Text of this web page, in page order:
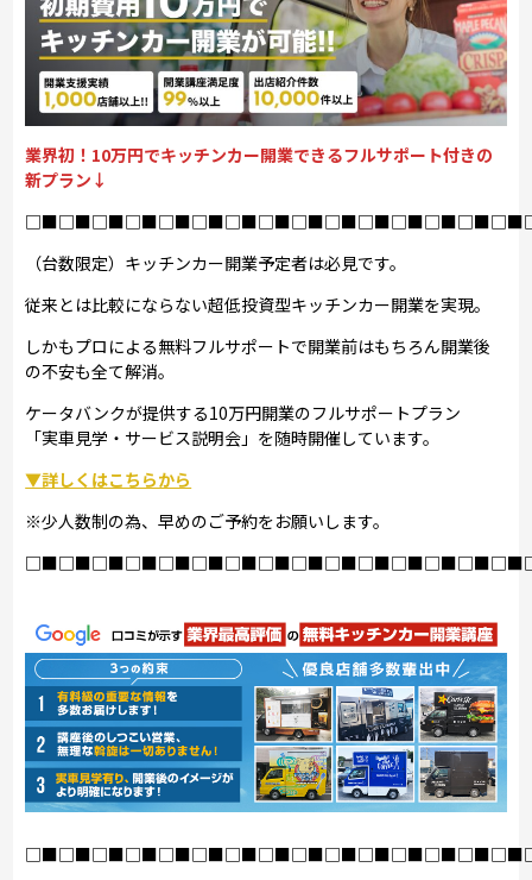
業界初！10万円でキッチンカー開業できるフルサポート付きの
新プラン↓
（台数限定）キッチンカー開業予定者は必見です。
従来とは比較にならない超低投資型キッチンカー開業を実現。
しかもプロによる無料フルサポートで開業前はもちろん開業後
の不安も全て解消。
ケータバンクが提供する10万円開業のフルサポートプラン
「実車見学・サービス説明会」を随時開催しています。
▼詳しくはこちらから
※少人数制の為、早めのご予約をお願いします。